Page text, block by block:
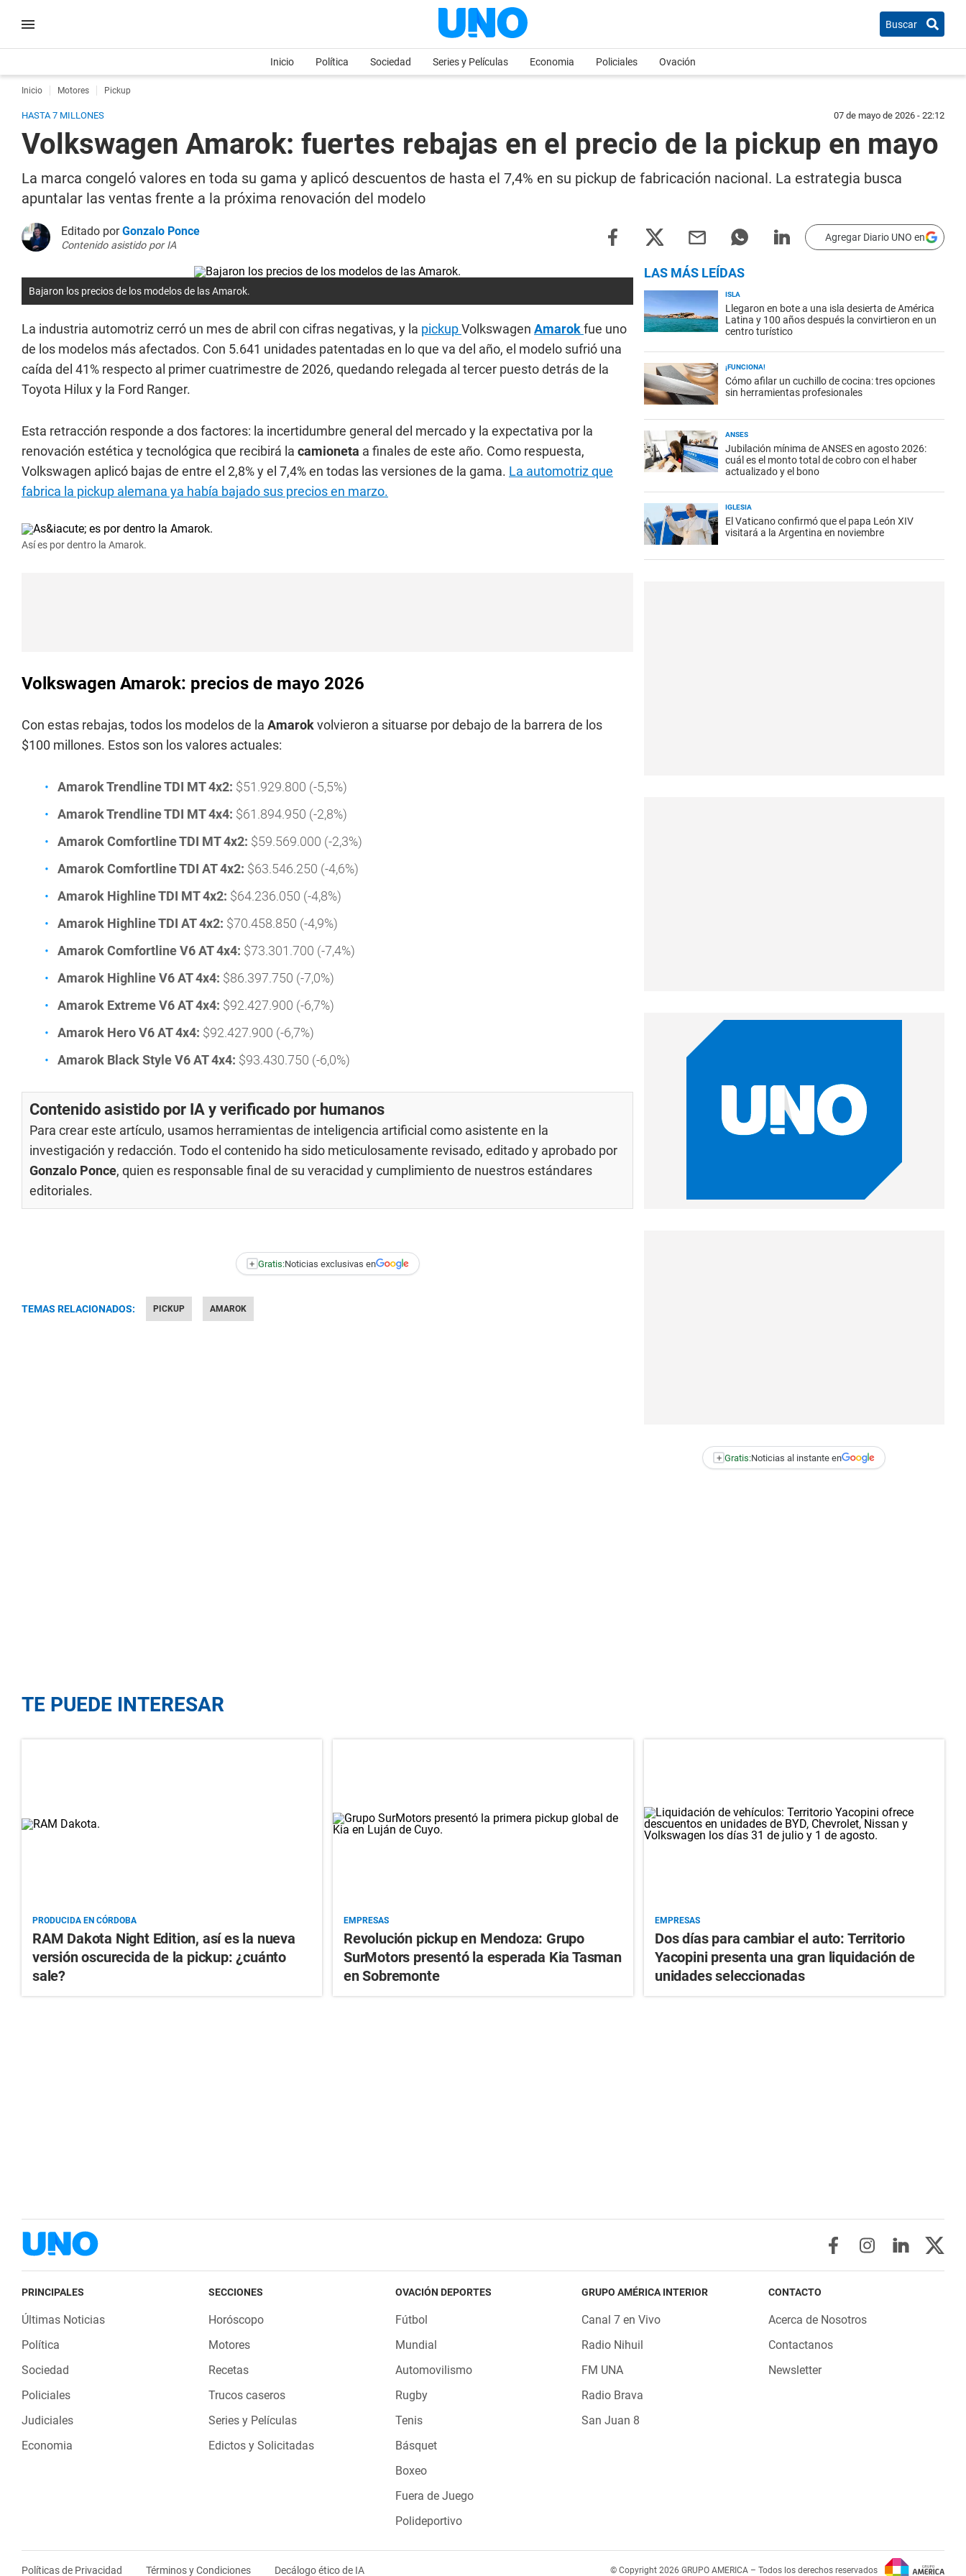
Buscar
Inicio Política Sociedad Series y Películas Economia Policiales Ovación
Inicio Motores Pickup
HASTA 7 MILLONES 07 de mayo de 2026 - 22:12
Volkswagen Amarok: fuertes rebajas en el precio de la pickup en mayo
La marca congeló valores en toda su gama y aplicó descuentos de hasta el 7,4% en su pickup de fabricación nacional. La estrategia busca
apuntalar las ventas frente a la próxima renovación del modelo
Editado porGonzalo Ponce
Contenido asistido por IA
Agregar Diario UNO en
Bajaron los precios de los modelos de las Amarok.
La industria automotriz cerró un mes de abril con cifras negativas, y la pickupVolkswagen Amarokfue uno
de los modelos más afectados. Con 5.641 unidades patentadas en lo que va del año, el modelo sufrió una
caída del 41% respecto al primer cuatrimestre de 2026, quedando relegada al tercer puesto detrás de la
Toyota Hilux y la Ford Ranger.
Esta retracción responde a dos factores: la incertidumbre general del mercado y la expectativa por la
renovación estética y tecnológica que recibirá la camioneta a finales de este año. Como respuesta,
Volkswagen aplicó bajas de entre el 2,8% y el 7,4% en todas las versiones de la gama. La automotriz que
fabrica la pickup alemana ya había bajado sus precios en marzo.
Así es por dentro la Amarok.
Volkswagen Amarok: precios de mayo 2026
Con estas rebajas, todos los modelos de la Amarokvolvieron a situarse por debajo de la barrera de los
$100 millones. Estos son los valores actuales:
Amarok Trendline TDI MT 4x2: $51.929.800 (-5,5%)
Amarok Trendline TDI MT 4x4: $61.894.950 (-2,8%)
Amarok Comfortline TDI MT 4x2: $59.569.000 (-2,3%)
Amarok Comfortline TDI AT 4x2: $63.546.250 (-4,6%)
Amarok Highline TDI MT 4x2: $64.236.050 (-4,8%)
Amarok Highline TDI AT 4x2: $70.458.850 (-4,9%)
Amarok Comfortline V6 AT 4x4: $73.301.700 (-7,4%)
Amarok Highline V6 AT 4x4: $86.397.750 (-7,0%)
Amarok Extreme V6 AT 4x4: $92.427.900 (-6,7%)
Amarok Hero V6 AT 4x4: $92.427.900 (-6,7%)
Amarok Black Style V6 AT 4x4: $93.430.750 (-6,0%)
Contenido asistido por IA y verificado por humanos
Para crear este artículo, usamos herramientas de inteligencia artificial como asistente en la
investigación y redacción. Todo el contenido ha sido meticulosamente revisado, editado y aprobado por
Gonzalo Ponce, quien es responsable final de su veracidad y cumplimiento de nuestrosestándares
editoriales.
+ Gratis:Noticias exclusivas en
TEMAS RELACIONADOS: PICKUP AMAROK
LAS MÁS LEÍDAS
ISLA
Llegaron en bote a una isla desierta de América
Latina y 100 años después la convirtieron en un
centro turístico
¡FUNCIONA!
Cómo afilar un cuchillo de cocina: tres opciones
sin herramientas profesionales
ANSES
Jubilación mínima de ANSES en agosto 2026:
cuál es el monto total de cobro con el haber
actualizado y el bono
IGLESIA
El Vaticano confirmó que el papa León XIV
visitará a la Argentina en noviembre
+ Gratis:Noticias al instante en
TE PUEDE INTERESAR
PRODUCIDA EN CÓRDOBA
RAM Dakota Night Edition, así es la nueva
versión oscurecida de la pickup: ¿cuánto
sale?
EMPRESAS
Revolución pickup en Mendoza: Grupo
SurMotors presentó la esperada Kia Tasman
en Sobremonte
EMPRESAS
Dos días para cambiar el auto: Territorio
Yacopini presenta una gran liquidación de
unidades seleccionadas
PRINCIPALES
Últimas Noticias
Política
Sociedad
Policiales
Judiciales
Economia
SECCIONES
Horóscopo
Motores
Recetas
Trucos caseros
Series y Películas
Edictos y Solicitadas
OVACIÓN DEPORTES
Fútbol
Mundial
Automovilismo
Rugby
Tenis
Básquet
Boxeo
Fuera de Juego
Polideportivo
GRUPO AMÉRICA INTERIOR
Canal 7 en Vivo
Radio Nihuil
FM UNA
Radio Brava
San Juan 8
CONTACTO
Acerca de Nosotros
Contactanos
Newsletter
Políticas de Privacidad Términos y Condiciones Decálogo ético de IA © Copyright 2026 GRUPO AMERICA – Todos los derechos reservados